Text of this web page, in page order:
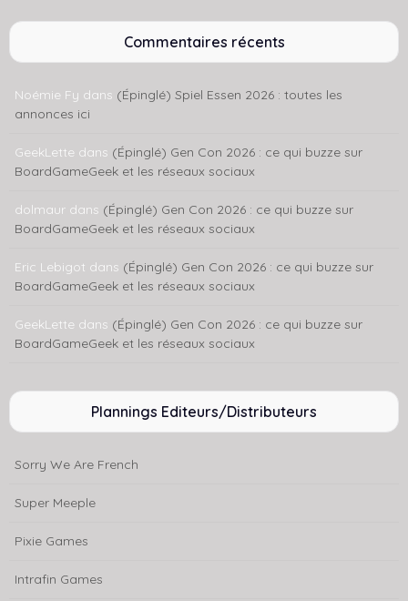
Commentaires récents
Noémie Fy dans (Épinglé) Spiel Essen 2026 : toutes les
annonces ici
GeekLette dans (Épinglé) Gen Con 2026 : ce qui buzze sur
BoardGameGeek et les réseaux sociaux
dolmaur dans (Épinglé) Gen Con 2026 : ce qui buzze sur
BoardGameGeek et les réseaux sociaux
Eric Lebigot dans (Épinglé) Gen Con 2026 : ce qui buzze sur
BoardGameGeek et les réseaux sociaux
GeekLette dans (Épinglé) Gen Con 2026 : ce qui buzze sur
BoardGameGeek et les réseaux sociaux
Plannings Editeurs/Distributeurs
Sorry We Are French
Super Meeple
Pixie Games
Intrafin Games